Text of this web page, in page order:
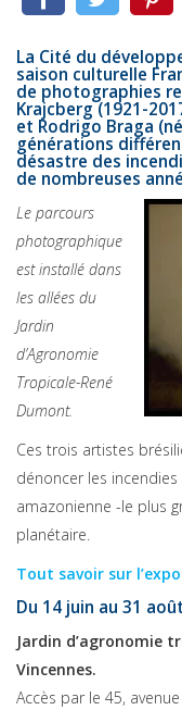
La Cité du
saison culturelle
de photographies
Krajcberg (1921-
et Rodrigo Braga
générations
désastre des
de nombreuses
Le parcours
photographique
est installé dans
les allées du
Jardin
d’Agronomie
Tropicale-René
Dumont.
Ces trois artistes
dénoncer les
amazonienne -le plus
planétaire.
Tout savoir sur
Du 14 juin au 31 août
Jardin d’agronomie
Vincennes.
Accès par le 45,